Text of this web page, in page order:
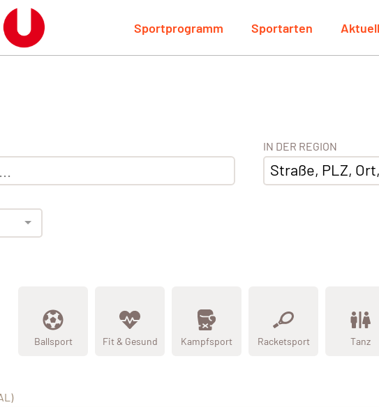
Sportprogramm Sportarten
IN DER REGION
Straße, PLZ,
Ballsport Fit & Gesund Kampfsport Racketsport Tanz